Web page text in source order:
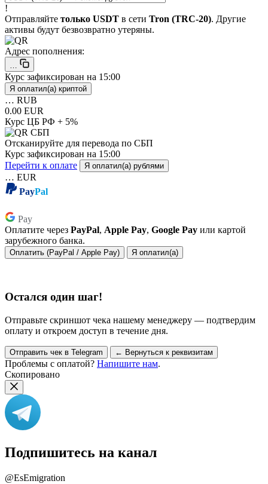
!
Отправляйте только USDT в сети Tron (TRC-20). Другие
активы будут безвозвратно утеряны.
Адрес пополнения:
…
Курс зафиксирован на 15:00
Я оплатил(а) криптой
… RUB
0.00 EUR
Курс ЦБ РФ + 5%
Отсканируйте для перевода по СБП
Курс зафиксирован на 15:00
Перейти к оплате
Я оплатил(а) рублями
… EUR
PayPal
Pay
Оплатите через PayPal, Apple Pay, Google Pay или картой
зарубежного банка.
Оплатить (PayPal / Apple Pay) Я оплатил(а)
Остался один шаг!
Отправьте скриншот чека нашему менеджеру — подтвердим
оплату и откроем доступ в течение дня.
Отправить чек в Telegram ← Вернуться к реквизитам
Проблемы с оплатой? Напишите нам.
Скопировано
Подпишитесь на канал
@EsEmigration